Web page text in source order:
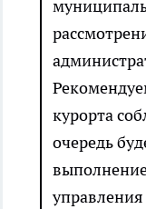
курорта
очередь